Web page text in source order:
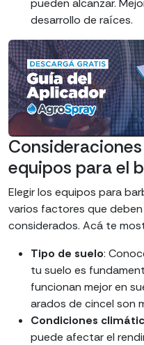
pueden alcanzar.
desarrollo de raíces.
equipos para el
Elegir los equipos para
varios factores que
considerados. Acá te
Tipo de suelo:
tu suelo es
funcionan mejor en
arados de cincel son
Condiciones
puede afectar el